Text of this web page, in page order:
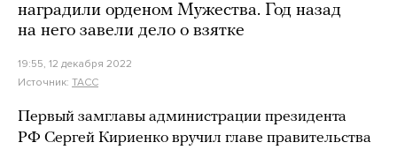
наградили орденом Мужества. Год назад
на него завели дело о взятке
19:55, 12 декабря 2022
Источник: ТАСС
Первый замглавы администрации президента
РФ Сергей Кириенко вручил главе правительства